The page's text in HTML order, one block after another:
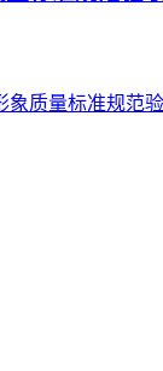
象质量标准规范